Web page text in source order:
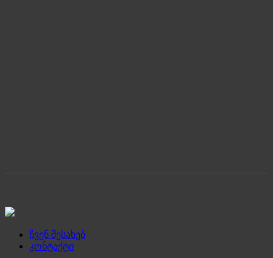
ჩვენ შესახებ
კონტაქტი